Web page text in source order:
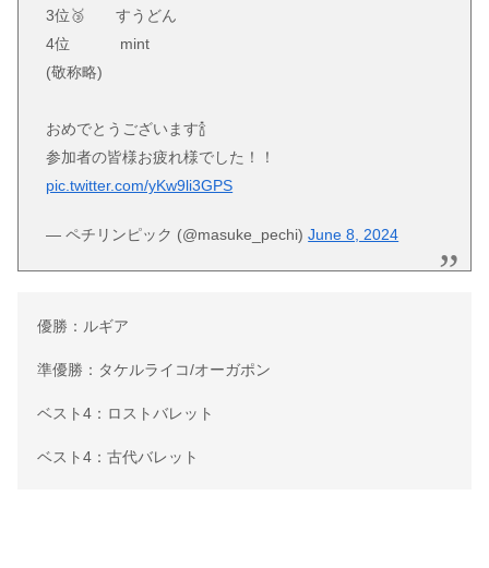
3位🥉 すうどん
4位 mint
(敬称略)
おめでとうございます🍾
参加者の皆様お疲れ様でした！！
pic.twitter.com/yKw9li3GPS
— ペチリンピック (@masuke_pechi)June 8, 2024
優勝：ルギア
準優勝：タケルライコ/オーガポン
ベスト4：ロストバレット
ベスト4：古代バレット